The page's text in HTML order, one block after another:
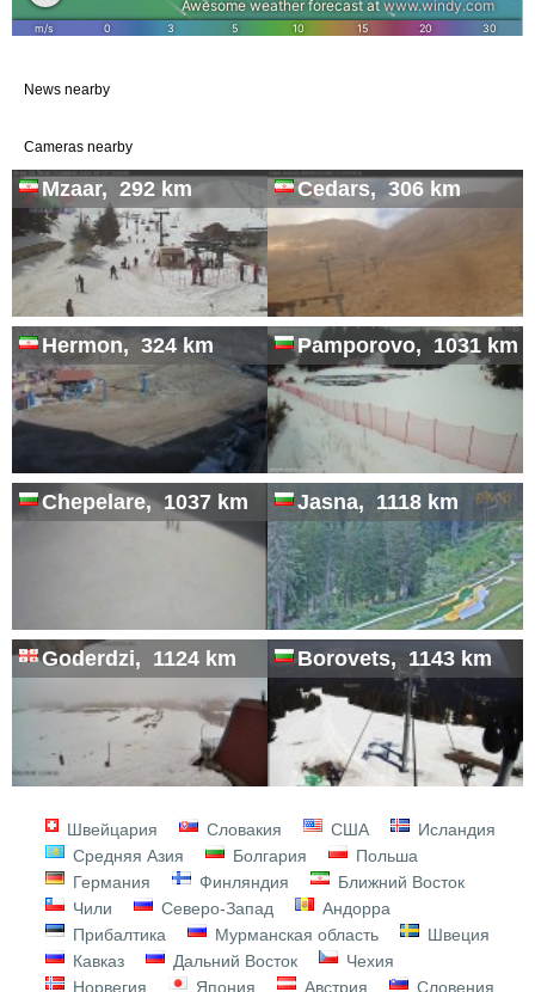
News nearby
Cameras nearby
Mzaar, 292 km Cedars, 306 km
Hermon, 324 km Pamporovo, 1031 km
Chepelare, 1037 km Jasna, 1118 km
Goderdzi, 1124 km Borovets, 1143 km
Швейцария Словакия США
Исландия
Средняя Азия
Болгария
Польша
Германия
Финляндия
Ближний Восток
Чили
Северо-Запад
Андорра
Прибалтика
Мурманская область
Швеция
Кавказ
Дальний Восток
Чехия
Норвегия
Япония Австрия Словения